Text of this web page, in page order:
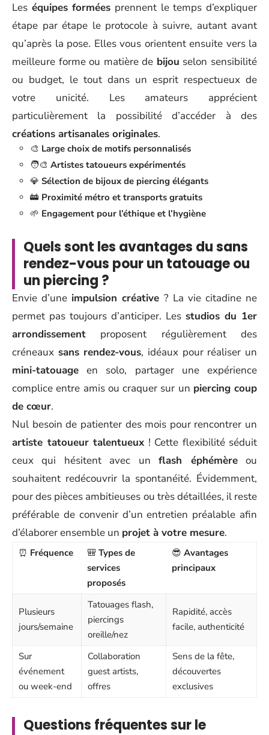
Les équipes formées prennent le temps d’expliquer
étape par étape le protocole à suivre, autant avant
qu’après la pose. Elles vous orientent ensuite vers la
meilleure forme ou matière de bijou selon sensibilité
ou budget, le tout dans un esprit respectueux de
votre unicité. Les amateurs apprécient
particulièrement la possibilité d’accéder à des
créations artisanales originales.
🎨 Large choix de motifs personnalisés
🧑‍🎨 Artistes tatoueurs expérimentés
💎 Sélection de bijoux de piercing élégants
🚋 Proximité métro et transports gratuits
🌱 Engagement pour l’éthique et l’hygiène
Quels sont les avantages du sans
rendez-vous pour un tatouage ou
un piercing ?
Envie d’une impulsion créative ? La vie citadine ne
permet pas toujours d’anticiper. Les studios du 1er
arrondissement proposent régulièrement des
créneaux sans rendez-vous, idéaux pour réaliser un
mini-tatouage en solo, partager une expérience
complice entre amis ou craquer sur un piercing coup
de cœur.
Nul besoin de patienter des mois pour rencontrer un
artiste tatoueur talentueux ! Cette flexibilité séduit
ceux qui hésitent avec unflash éphémèreou
souhaitent redécouvrir la spontanéité. Évidemment,
pour des pièces ambitieuses ou très détaillées, il reste
préférable de convenir d’un entretien préalable afin
d’élaborer ensemble un projet à votre mesure.
⏰ Fréquence 🎒 Types de
services
proposés
😎 Avantages
principaux
Plusieurs
jours/semaine
Tatouages flash,
piercings
oreille/nez
Rapidité, accès
facile, authenticité
Sur
événement
ou week-end
Collaboration
guest artists,
offres
Sens de la fête,
découvertes
exclusives
Questions fréquentes sur le